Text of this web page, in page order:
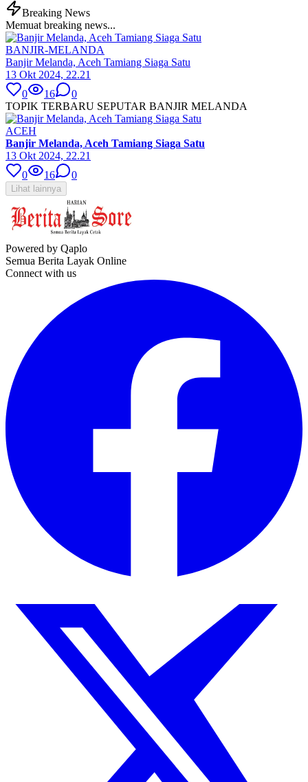
Breaking News
Memuat breaking news...
BANJIR-MELANDA
Banjir Melanda, Aceh Tamiang Siaga Satu
13 Okt 2024, 22.21
0
16
0
TOPIK TERBARU SEPUTAR BANJIR MELANDA
ACEH
Banjir Melanda, Aceh Tamiang Siaga Satu
13 Okt 2024, 22.21
0
16 0
Lihat lainnya
Powered by Qaplo
Semua Berita Layak Online
Connect with us